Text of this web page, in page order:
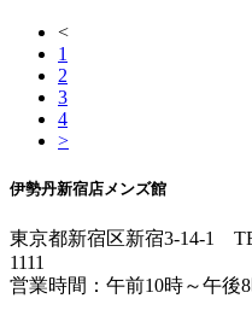
<
1
2
3
4
>
伊勢丹新宿店メンズ館
東京都新宿区新宿3-14-1
1111
営業時間：午前10時～午後